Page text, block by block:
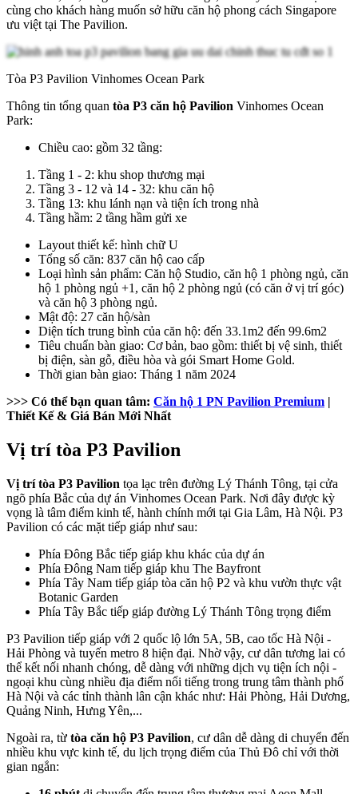
cùng cho khách hàng muốn sở hữu căn hộ phong cách Singapore
ưu việt tại The Pavilion.
Tòa P3 Pavilion Vinhomes Ocean Park
Thông tin tổng quan tòa P3 căn hộ Pavilion Vinhomes Ocean
Park:
Chiều cao: gồm 32 tầng:
Tầng 1 - 2: khu shop thương mại
Tầng 3 - 12 và 14 - 32: khu căn hộ
Tầng 13: khu lánh nạn và tiện ích trong nhà
Tầng hầm: 2 tầng hầm gửi xe
Layout thiết kế: hình chữ U
Tổng số căn: 837 căn hộ cao cấp
Loại hình sản phẩm: Căn hộ Studio, căn hộ 1 phòng ngủ, căn
hộ 1 phòng ngủ +1, căn hộ 2 phòng ngủ (có căn ở vị trí góc)
và căn hộ 3 phòng ngủ.
Mật độ: 27 căn hộ/sàn
Diện tích trung bình của căn hộ: đến 33.1m2 đến 99.6m2
Tiêu chuẩn bàn giao: Cơ bản, bao gồm: thiết bị vệ sinh, thiết
bị điện, sàn gỗ, điều hòa và gói Smart Home Gold.
Thời gian bàn giao: Tháng 1 năm 2024
>>> Có thể bạn quan tâm: Căn hộ 1 PN Pavilion Premium |
Thiết Kế & Giá Bán Mới Nhất
Vị trí tòa P3 Pavilion
Vị trí tòa P3 Pavilion tọa lạc trên đường Lý Thánh Tông, tại cửa
ngõ phía Bắc của dự án Vinhomes Ocean Park. Nơi đây được kỳ
vọng là tâm điểm kinh tế, hành chính mới tại Gia Lâm, Hà Nội. P3
Pavilion có các mặt tiếp giáp như sau:
Phía Đông Bắc tiếp giáp khu khác của dự án
Phía Đông Nam tiếp giáp khu The Bayfront
Phía Tây Nam tiếp giáp tòa căn hộ P2 và khu vườn thực vật
Botanic Garden
Phía Tây Bắc tiếp giáp đường Lý Thánh Tông trọng điểm
P3 Pavilion tiếp giáp với 2 quốc lộ lớn 5A, 5B, cao tốc Hà Nội -
Hải Phòng và tuyến metro 8 hiện đại. Nhờ vậy, cư dân tương lai có
thể kết nối nhanh chóng, dễ dàng với những dịch vụ tiện ích nội -
ngoại khu cùng nhiều địa điểm nổi tiếng trong trung tâm thành phố
Hà Nội và các tỉnh thành lân cận khác như: Hải Phòng, Hải Dương,
Quảng Ninh, Hưng Yên,...
Ngoài ra, từ tòa căn hộ P3 Pavilion, cư dân dễ dàng di chuyển đến
nhiều khu vực kinh tế, du lịch trọng điểm của Thủ Đô chỉ với thời
gian ngắn: